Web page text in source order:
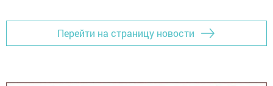
Перейти на страницу новости